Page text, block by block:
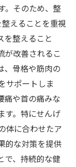
。そのため、整
えることを重視
を整えること
が改善されるこ
、骨格や筋肉の
サポートしま
痛や首の痛みな
す。特にせんげ
体に合わせたア
的な対策を提供
で、持続的な健